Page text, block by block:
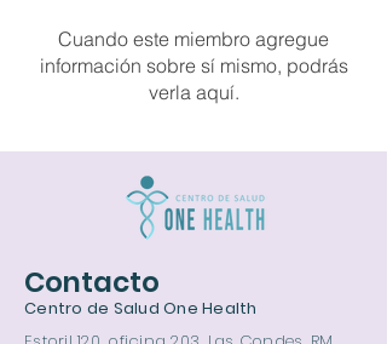
Cuando este miembro agregue
información sobre sí mismo, podrás
verla aquí.
Contacto
Centro de Salud One Health